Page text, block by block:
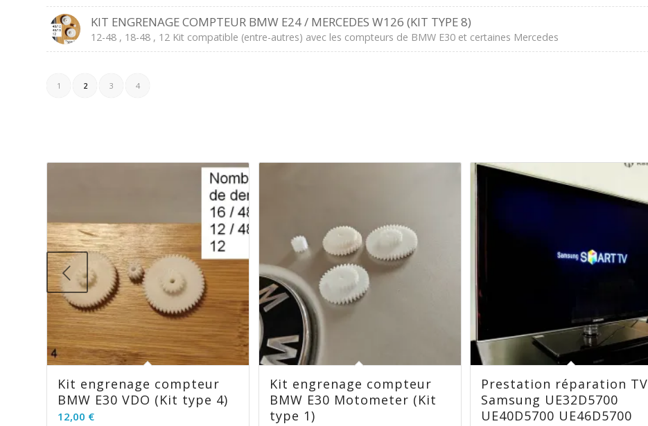
KIT ENGRENAGE COMPTEUR BMW E24 / MERCEDES W126 (KIT TYPE 8)
12-48 , 18-48 , 12 Kit compatible (entre-autres) avec les compteurs de BMW E30 et certaines Mercedes
1 2 3 4
Kit engrenage compteur
BMW E30 VDO (Kit type 4)
12,00 €
Kit engrenage compteur
BMW E30 Motometer (Kit
type 1)
Prestation réparation TV
Samsung UE32D5700
UE40D5700 UE46D5700